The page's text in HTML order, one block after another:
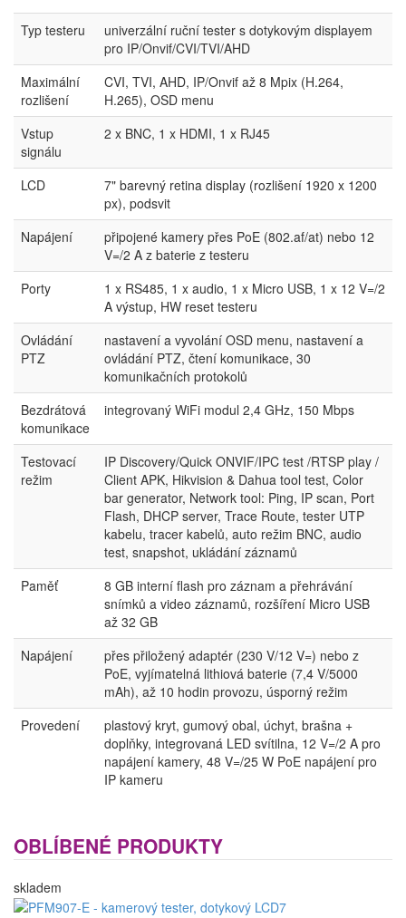
Typ testeru
univerzální ruční tester s dotykovým displayem
pro IP/Onvif/CVI/TVI/AHD
Maximální
rozlišení
CVI, TVI, AHD, IP/Onvif až 8 Mpix (H.264,
H.265), OSD menu
Vstup
signálu
2 x BNC, 1 x HDMI, 1 x RJ45
LCD
7" barevný retina display (rozlišení 1920 x 1200
px), podsvit
Napájení
připojené kamery přes PoE (802.af/at) nebo 12
V=/2 A z baterie z testeru
Porty
1 x RS485, 1 x audio, 1 x Micro USB, 1 x 12 V=/2
A výstup, HW reset testeru
Ovládání
PTZ
nastavení a vyvolání OSD menu, nastavení a
ovládání PTZ, čtení komunikace, 30
komunikačních protokolů
Bezdrátová
komunikace
integrovaný WiFi modul 2,4 GHz, 150 Mbps
Testovací
režim
IP Discovery/Quick ONVIF/IPC test /RTSP play /
Client APK, Hikvision & Dahua tool test, Color
bar generator, Network tool: Ping, IP scan, Port
Flash, DHCP server, Trace Route, tester UTP
kabelu, tracer kabelů, auto režim BNC, audio
test, snapshot, ukládání záznamů
Paměť
8 GB interní flash pro záznam a přehrávání
snímků a video záznamů, rozšíření Micro USB
až 32 GB
Napájení
přes přiložený adaptér (230 V/12 V=) nebo z
PoE, vyjímatelná lithiová baterie (7,4 V/5000
mAh), až 10 hodin provozu, úsporný režim
Provedení
plastový kryt, gumový obal, úchyt, brašna +
doplňky, integrovaná LED svítilna, 12 V=/2 A pro
napájení kamery, 48 V=/25 W PoE napájení pro
IP kameru
OBLÍBENÉ PRODUKTY
skladem